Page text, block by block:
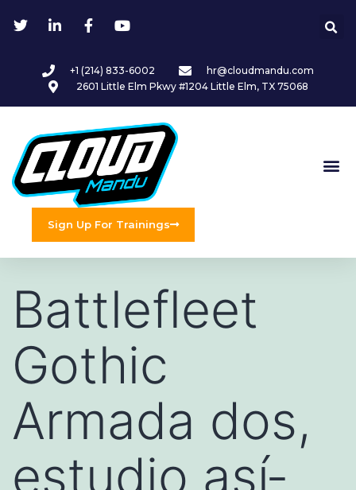
+1 (214) 833-6002
hr@cloudmandu.com
2601 Little Elm Pkwy #1204 Little Elm, TX 75068
Sign Up For Trainings
Battlefleet
Gothic
Armada dos,
estudio así­